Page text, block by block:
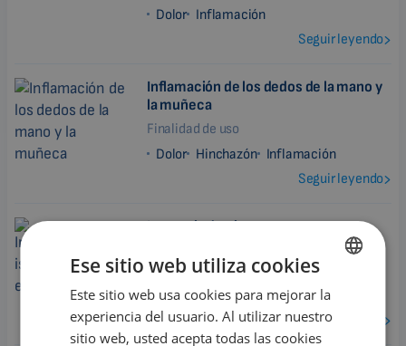
Dolor Inflamación
Seguir leyendo
Inflamación de los dedos de la mano y
la muñeca
Finalidad de uso
Dolor Hinchazón
Inflamación
Seguir leyendo
Isquemia de pierna y mano
Dolor Inflamación
Mejorar la circulación sanguínea
Seguir leyendo
ENGLISH
DUTCH
Ese sitio web utiliza cookies
Este sitio web usa cookies para mejorar la
experiencia del usuario. Al utilizar nuestro
sitio web, usted acepta todas las cookies